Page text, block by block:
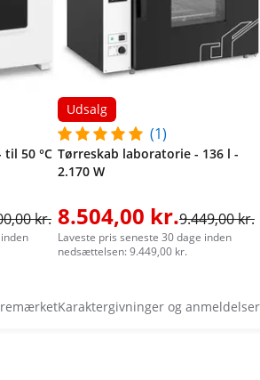
50 °C
kr.
Udsalg
(1)
Tørreskab laboratorie - 136 l -
2.170 W
8.504,00 kr.9.449,00 kr.
Laveste pris seneste 30 dage inden
nedsættelsen: 9.449,00 kr.
Karaktergivninger og anmeldelser